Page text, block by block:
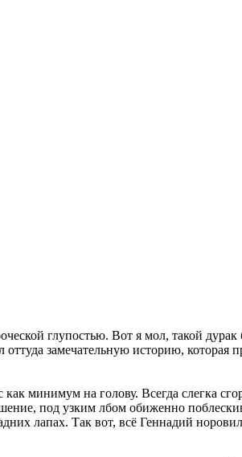
глупостью. Вот я мол, такой
оттуда замечательную историю,
минимум на голову. Всегда слегка
под узким лбом обиженно
лапах. Так вот, всё Геннадий